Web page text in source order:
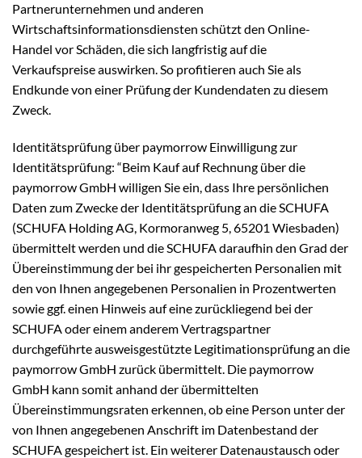
Partnerunternehmen und anderen
Wirtschaftsinformationsdiensten schützt den Online-
Handel vor Schäden, die sich langfristig auf die
Verkaufspreise auswirken. So profitieren auch Sie als
Endkunde von einer Prüfung der Kundendaten zu diesem
Zweck.
Identitätsprüfung über paymorrow Einwilligung zur
Identitätsprüfung: “Beim Kauf auf Rechnung über die
paymorrow GmbH willigen Sie ein, dass Ihre persönlichen
Daten zum Zwecke der Identitätsprüfung an die SCHUFA
(SCHUFA Holding AG, Kormoranweg 5, 65201 Wiesbaden)
übermittelt werden und die SCHUFA daraufhin den Grad der
Übereinstimmung der bei ihr gespeicherten Personalien mit
den von Ihnen angegebenen Personalien in Prozentwerten
sowie ggf. einen Hinweis auf eine zurückliegend bei der
SCHUFA oder einem anderem Vertragspartner
durchgeführte ausweisgestützte Legitimationsprüfung an die
paymorrow GmbH zurück übermittelt. Die paymorrow
GmbH kann somit anhand der übermittelten
Übereinstimmungsraten erkennen, ob eine Person unter der
von Ihnen angegebenen Anschrift im Datenbestand der
SCHUFA gespeichert ist. Ein weiterer Datenaustausch oder